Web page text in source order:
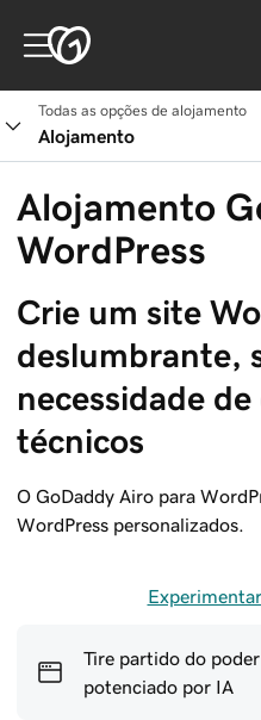
Todas as opções de alojamento
Alojamento
Alojamento
WordPress
Crie um site
deslumbrante,
necessidade
técnicos
O GoDaddy Airo para
WordPress personalizados.
Tire partido do poder
potenciado por IA